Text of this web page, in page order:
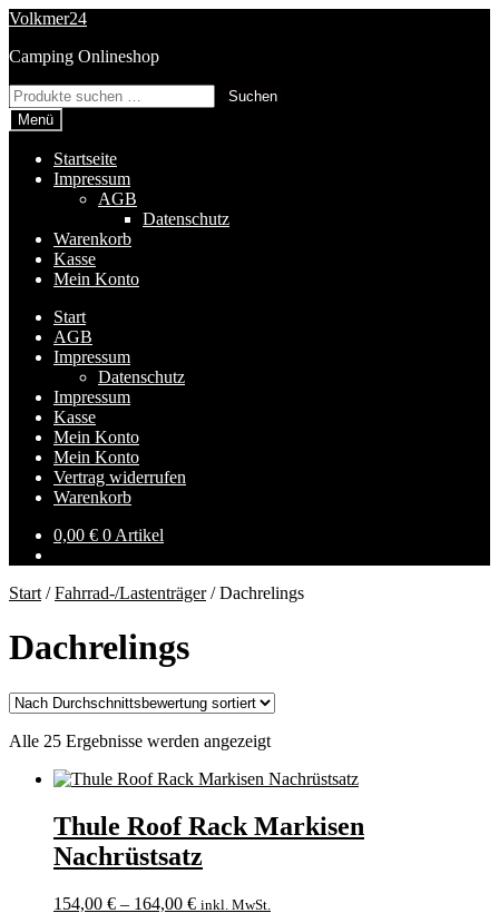
Zur
springen
Zum
springen
Volkmer24
Camping Onlineshop
Suchen
nach:
Suchen
Menü
Startseite
Impressum
AGB
Datenschutz
Warenkorb
Kasse
Mein Konto
Start
AGB
Impressum
Datenschutz
Impressum
Kasse
Mein Konto
Mein Konto
Vertrag widerrufen
Warenkorb
0,00 € 0 Artikel
Start /Fahrrad-/Lastenträger/Dachrelings
Dachrelings
Alle 25 Ergebnisse werden angezeigtNach
sortiert
Thule Roof Rack Markisen
Nachrüstsatz
154,00 € – 164,00 € inkl. MwSt.